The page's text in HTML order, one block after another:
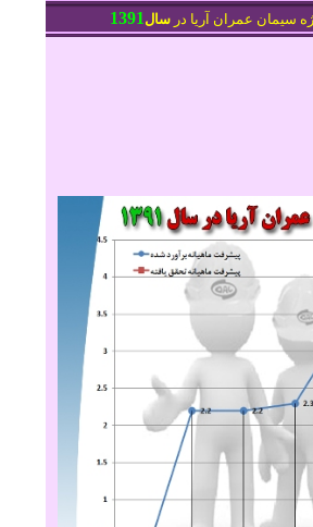
سیمان عمران آریا درسال 1391